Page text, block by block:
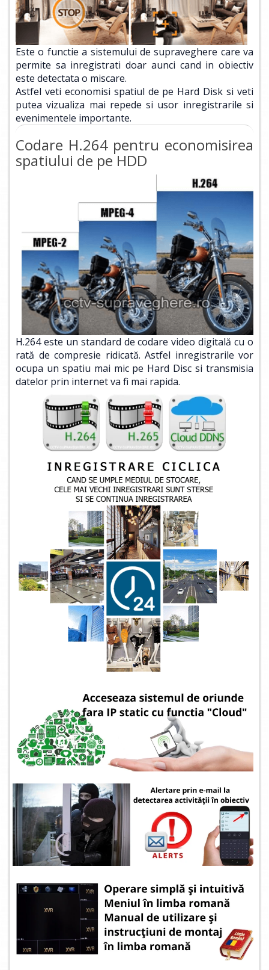
Este o functie a sistemului de supraveghere care va
permite sa inregistrati doar aunci cand in obiectiv
este detectata o miscare.
Astfel veti economisi spatiul de pe Hard Disk si veti
putea vizualiza mai repede si usor inregistrarile si
evenimentele importante.
Codare H.264 pentru economisirea
spatiului de pe HDD
H.264 este un standard de codare video digitală cu o
rată de compresie ridicată. Astfel inregistrarile vor
ocupa un spatiu mai mic pe Hard Disc si transmisia
datelor prin internet va fi mai rapida.